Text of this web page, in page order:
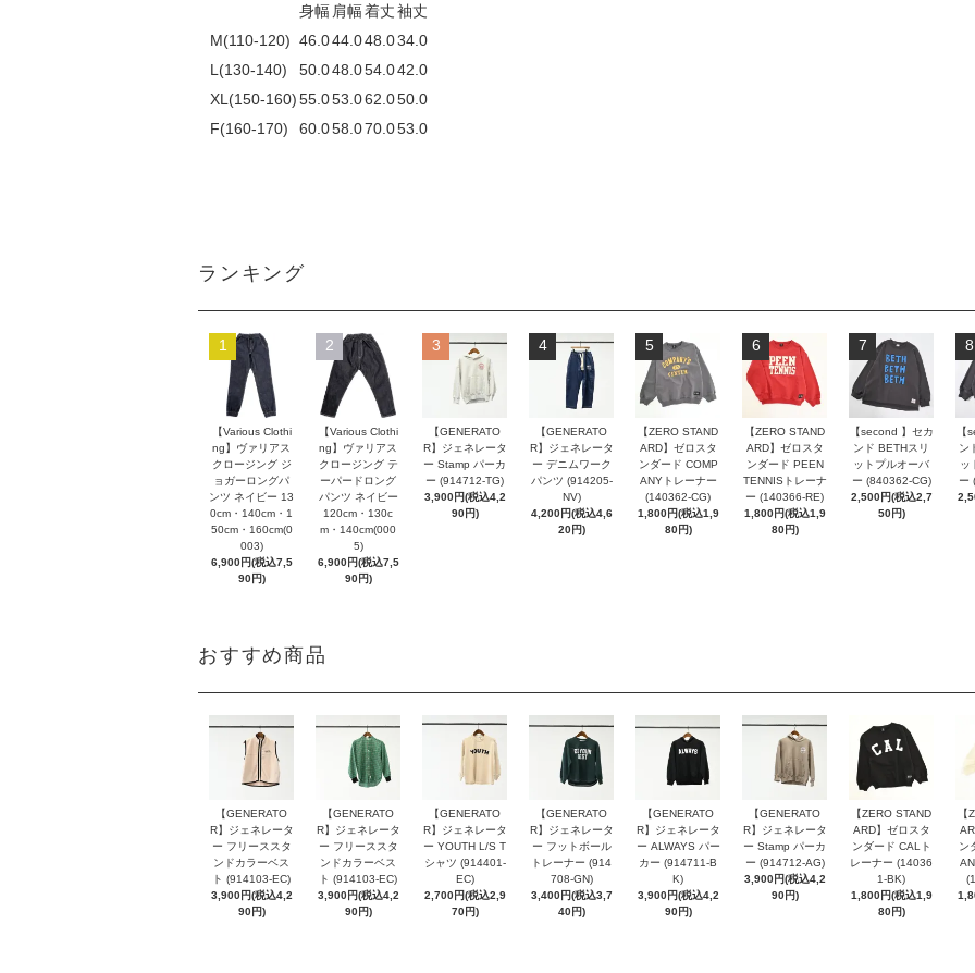
身幅 肩幅着丈袖丈
M(110-120) 46.044.048.034.0
L(130-140)
50.048.054.042.0
XL(150-160)55.053.062.050.0
F(160-170)
60.058.070.053.0
ランキング
1
【Various Clothi
ng】ヴァリアス
クロージング ジ
ョガーロングパ
ンツ ネイビー 13
0cm・140cm・1
50cm・160cm(0
003)
6,900円(税込7,5
90円)
2
【Various Clothi
ng】ヴァリアス
クロージング テ
ーパードロング
パンツ ネイビー
120cm・130c
m・140cm(000
5)
6,900円(税込7,5
90円)
3
【GENERATO
R】ジェネレータ
ー Stamp パーカ
ー (914712-TG)
3,900円(税込4,2
90円)
4
【GENERATO
R】ジェネレータ
ー デニムワーク
パンツ (914205-
NV)
4,200円(税込4,6
20円)
5
【ZERO STAND
ARD】ゼロスタ
ンダード COMP
ANYトレーナー
(140362-CG)
1,800円(税込1,9
80円)
6
【ZERO STAND
ARD】ゼロスタ
ンダード PEEN
TENNISトレーナ
ー (140366-RE)
1,800円(税込1,9
80円)
7
【second 】セカ
ンド BETHスリ
ットプルオーバ
ー (840362-CG)
2,500円(税込2,7
50円)
8
【
ン
ッ
ー
おすすめ商品
【GENERATO
R】ジェネレータ
ー フリーススタ
ンドカラーベス
ト (914103-EC)
3,900円(税込4,2
90円)
【GENERATO
R】ジェネレータ
ー フリーススタ
ンドカラーベス
ト (914103-EC)
3,900円(税込4,2
90円)
【GENERATO
R】ジェネレータ
ー YOUTH L/S T
シャツ (914401-
EC)
2,700円(税込2,9
70円)
【GENERATO
R】ジェネレータ
ー フットボール
トレーナー (914
708-GN)
3,400円(税込3,7
40円)
【GENERATO
R】ジェネレータ
ー ALWAYS パー
カー (914711-B
K)
3,900円(税込4,2
90円)
【GENERATO
R】ジェネレータ
ー Stamp パーカ
ー (914712-AG)
3,900円(税込4,2
90円)
【ZERO STAND
ARD】ゼロスタ
ンダード CALト
レーナー (14036
1-BK)
1,800円(税込1,9
80円)
ン